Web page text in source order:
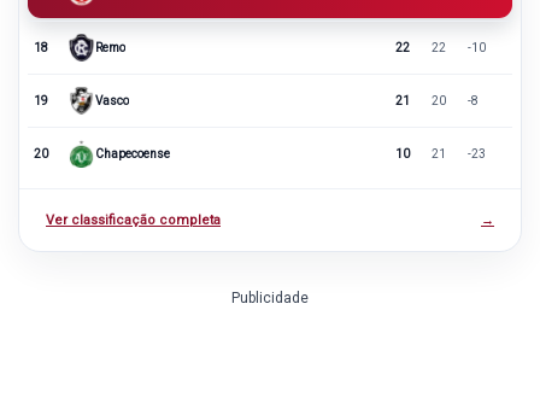
18 Remo 22 22 -10
19 Vasco 21 20 -8
20 Chapecoense 10 21 -23
Ver classificação completa →
Publicidade